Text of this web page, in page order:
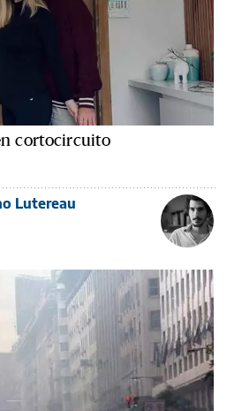
cortocircuito
Lutereau